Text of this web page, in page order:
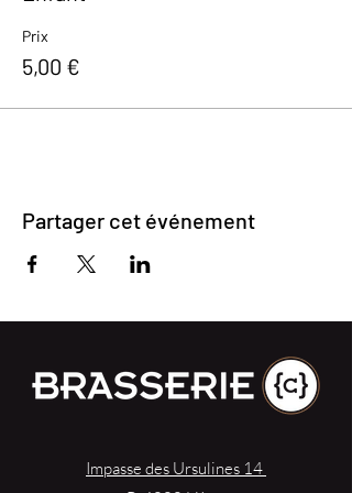
Prix
5,00 €
Partager cet événement
Impasse des Ursulines 14